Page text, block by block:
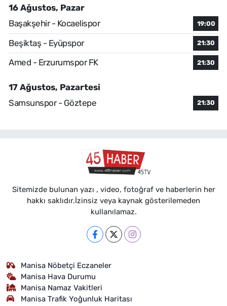
16 Ağustos, Pazar
Başakşehir - Kocaelispor
19:00
Beşiktaş - Eyüpspor 21:30
Amed - Erzurumspor FK 21:30
17 Ağustos, Pazartesi
Samsunspor - Göztepe
21:30
Sitemizde bulunan yazı , video, fotoğraf ve haberlerin her
hakkı saklıdır.İzinsiz veya kaynak gösterilemeden
kullanılamaz.
Manisa Nöbetçi Eczaneler
Manisa Hava Durumu
Manisa Namaz Vakitleri
Manisa Trafik Yoğunluk Haritası